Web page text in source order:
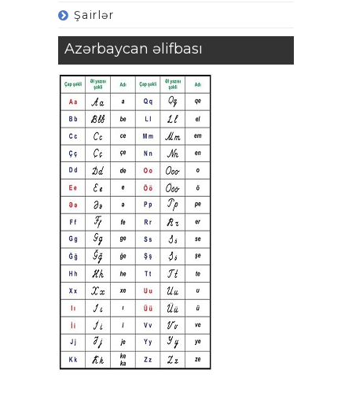
Şairlər
Azərbaycan əlifbası